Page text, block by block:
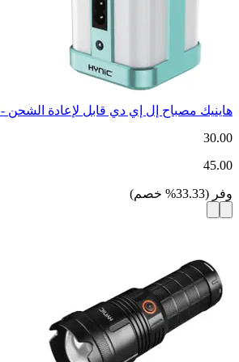
هاينيك مصباح إل إي دي قابل لإعادة الشحن - HL926
30.00
45.00
وفر (
33.33
% خصم)